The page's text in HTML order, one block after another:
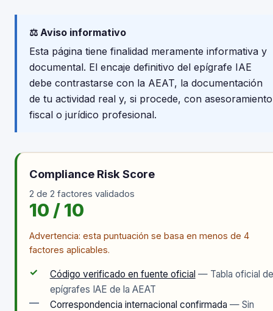
⚖️ Aviso informativo
Esta página tiene finalidad meramente informativa y
documental. El encaje definitivo del epígrafe IAE
debe contrastarse con la AEAT, la documentación
de tu actividad real y, si procede, con asesoramiento
fiscal o jurídico profesional.
Compliance Risk Score
2 de 2 factores validados
10 / 10
Advertencia: esta puntuación se basa en menos de 4
factores aplicables.
✓ Código verificado en fuente oficial — Tabla oficial de
epígrafes IAE de la AEAT
— Correspondencia internacional confirmada — Sin